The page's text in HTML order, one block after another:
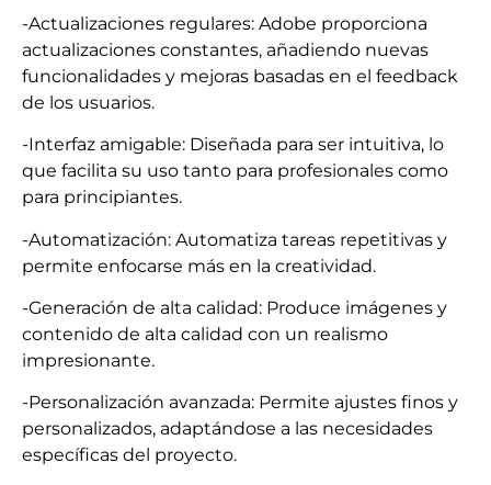
-Actualizaciones regulares: Adobe proporciona
actualizaciones constantes, añadiendo nuevas
funcionalidades y mejoras basadas en el feedback
de los usuarios.
-Interfaz amigable: Diseñada para ser intuitiva, lo
que facilita su uso tanto para profesionales como
para principiantes.
-Automatización: Automatiza tareas repetitivas y
permite enfocarse más en la creatividad.
-Generación de alta calidad: Produce imágenes y
contenido de alta calidad con un realismo
impresionante.
-Personalización avanzada: Permite ajustes finos y
personalizados, adaptándose a las necesidades
específicas del proyecto.